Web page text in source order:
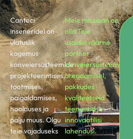
Canteci
inseneridel on
ulatuslik
kogemus
konveiersüsteemide
projekteerimises,
tootmises,
paigaldamises,
hoolduses ja
palju muus. Olgu
teie vajaduseks
Meie missioon on
olla Teie
usaldusväärne
partner
konveiersüsteemide
arendamisel,
pakkudes
kvaliteetseid
teenuseid ja
innovaatilisi
lahendusi.